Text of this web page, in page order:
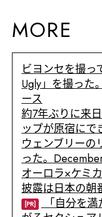
MORE
ビヨンセを撮っ
Ugly」を撮った
ース
約7年ぶりに来
ップが原宿にで
ウェンブリーの
った。
オーロラ×ケミ
披露は日本の朝
[PR]
「自分を